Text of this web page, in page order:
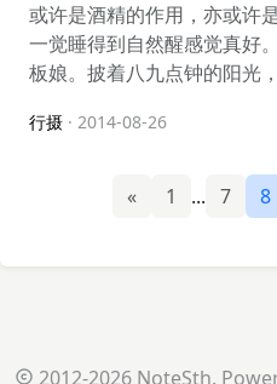
或许是酒精的作用，亦或许
一觉睡得到自然醒感觉真好
板娘。披着八九点钟的阳光
行摄 · 2014-08-26
« 1 ... 7 8
2012-2026 NoteSth.